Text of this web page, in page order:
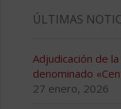
ÚLTIMAS
Adjudicación de
denominado
27 enero, 2026